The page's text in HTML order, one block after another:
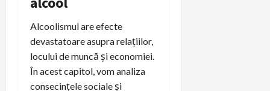
Alcoolismul are efecte
devastatoare asupra relațiilor,
locului de muncă și economiei.
În acest capitol, vom analiza
consecințele sociale și